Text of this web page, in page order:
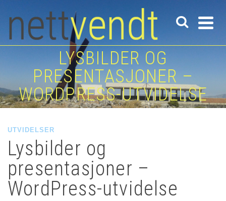
LYSBILDER OG
PRESENTASJONER –
WORDPRESS-UTVIDELSE
UTVIDELSER
Lysbilder og
presentasjoner –
WordPress-utvidelse